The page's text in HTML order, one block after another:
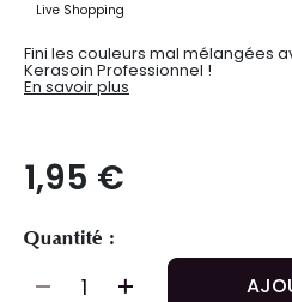
Fini les couleurs mal mélangées
Kerasoin Professionnel !
En savoir plus
1,95 €
Quantité :